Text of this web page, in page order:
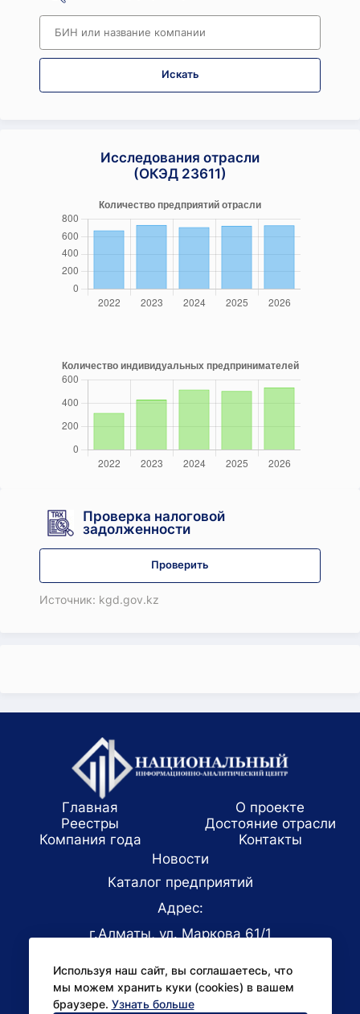
Искать
Исследования отрасли
(ОКЭД 23611)
Проверка налоговой
задолженности
Проверить
Источник: kgd.gov.kz
Используя наш сайт, вы соглашаетесь, что
мы можем хранить куки (cookies) в вашем
браузере. Узнать больше
Главная
О проекте
Реестры
Достояние отрасли
Компания года
Koнтaкты
Новости
Каталог предприятий
Адрес:
г.Алматы, ул. Маркова 61/1
office@niac.kz
Для СМИ: